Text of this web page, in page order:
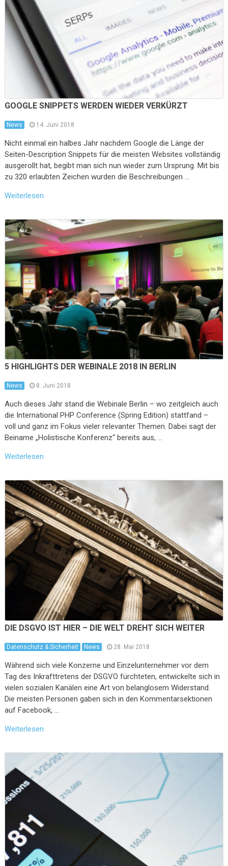
GOOGLE SNIPPETS WERDEN WIEDER VERKÜRZT
News 14. Juni 2018
Nicht einmal ein halbes Jahr nachdem Google die Länge der
Seiten-Description Snippets für die meisten Websites vollständig
ausgerollt hat, begibt man sich nun wieder zum Ursprung. Mit bis
zu 320 erlaubten Zeichen wurden die Beschreibungen …
Weiterlesen
5 HIGHLIGHTS DER WEBINALE 2018 IN BERLIN
News 8. Juni 2018
Auch dieses Jahr stand die Webinale Berlin – wo zeitgleich auch
die International PHP Conference (Spring Edition) stattfand –
voll und ganz im Fokus vieler relevanter Themen. Dabei sagt der
Beiname „Holistische Konferenz“ bereits aus, …
Weiterlesen
DIE DSGVO IST HIER – DIE WELT DREHT SICH WEITER
Datenschutz & Sicherheit News 28. Mai 2018
Während sich viele Konzerne und Einzelunternehmer vor dem
Tag des Inkrafttretens der DSGVO fürchteten, entwickelte sich in
vielen sozialen Kanälen eine Art von belanglosem Widerstand.
Die meisten Personen gaben sich in den Kommentarsektionen
auf Facebook, …
Weiterlesen